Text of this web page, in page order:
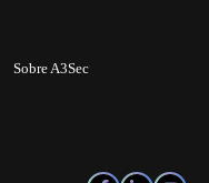
Sobre A3Sec